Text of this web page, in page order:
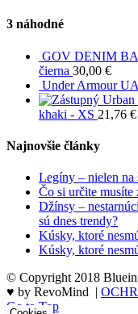
3 náhodné
GOV DENIM
čierna 30,00 €
Under Armour
Urban
khaki - XS 21,76 €
Najnovšie články
Legíny – nielen na
Čo si určite
Džínsy –
sú dnes trendy?
Kúsky, ktoré
Kúsky, ktoré
© Copyright 2018
♥ by RevoMind |
Go to Top